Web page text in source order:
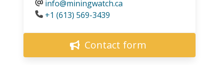
info@miningwatch.ca
Phone
+1 (613) 569-3439
Contact form